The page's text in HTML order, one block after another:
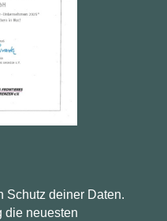
Schutz deiner Daten.
die neuesten